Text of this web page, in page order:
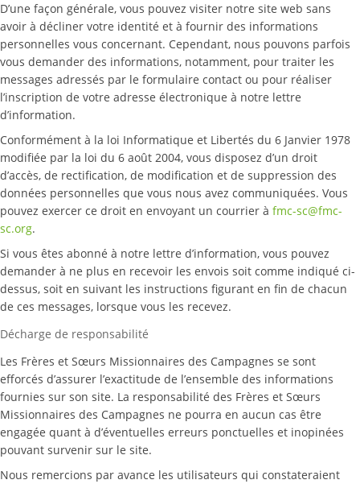
D’une façon générale, vous pouvez visiter notre site web sans
avoir à décliner votre identité et à fournir des informations
personnelles vous concernant. Cependant, nous pouvons parfois
vous demander des informations, notamment, pour traiter les
messages adressés par le formulaire contact ou pour réaliser
l’inscription de votre adresse électronique à notre lettre
d’information.
Conformément à la loi Informatique et Libertés du 6 Janvier 1978
modifiée par la loi du 6 août 2004, vous disposez d’un droit
d’accès, de rectification, de modification et de suppression des
données personnelles que vous nous avez communiquées. Vous
pouvez exercer ce droit en envoyant un courrier à fmc-sc@fmc-
sc.org.
Si vous êtes abonné à notre lettre d’information, vous pouvez
demander à ne plus en recevoir les envois soit comme indiqué ci-
dessus, soit en suivant les instructions figurant en fin de chacun
de ces messages, lorsque vous les recevez.
Décharge de responsabilité
Les Frères et Sœurs Missionnaires des Campagnes se sont
efforcés d’assurer l’exactitude de l’ensemble des informations
fournies sur son site. La responsabilité des Frères et Sœurs
Missionnaires des Campagnes ne pourra en aucun cas être
engagée quant à d’éventuelles erreurs ponctuelles et inopinées
pouvant survenir sur le site.
Nous remercions par avance les utilisateurs qui constateraient